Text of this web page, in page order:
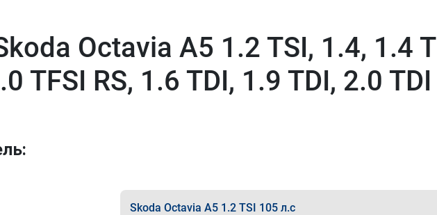
Octavia A5 1.2 TSI, 1.4, 1.4
TFSI RS, 1.6 TDI, 1.9 TDI, 2.0
Skoda Octavia A5 1.2 TSI 105 л.с